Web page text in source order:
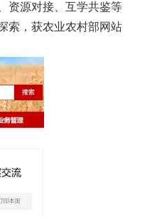
资源对接、互学共鉴等
索，获农业农村部网站